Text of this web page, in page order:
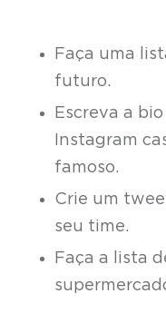
Faça uma
futuro.
Escreva a
Instagram
famoso.
Crie um
seu time.
Faça a lista